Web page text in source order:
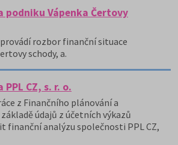
podniku Vápenka Čertovy
rozbor finanční situace
schody, a.
CZ, s. r. o.
z Finančního plánování a
údajů z účetních výkazů
finanční analýzu společnosti PPL CZ,